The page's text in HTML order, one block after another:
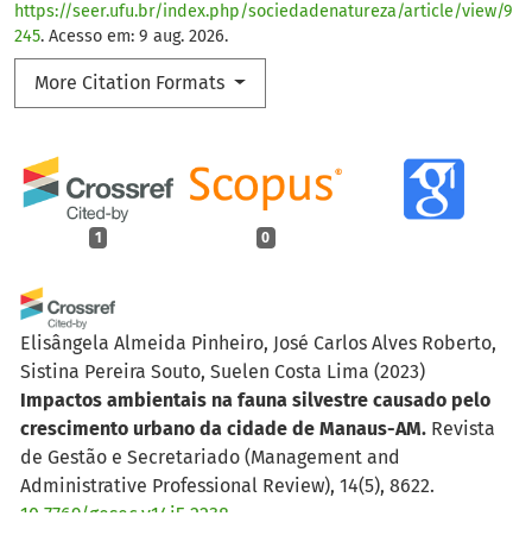
https://seer.ufu.br/index.php/sociedadenatureza/article/view/9
245. Acesso em: 9 aug. 2026.
More Citation Formats
1 0
Elisângela Almeida Pinheiro, José Carlos Alves Roberto,
Sistina Pereira Souto, Suelen Costa Lima (2023)
Impactos ambientais na fauna silvestre causado pelo
crescimento urbano da cidade de Manaus-AM. Revista
de Gestão e Secretariado (Management and
Administrative Professional Review), 14(5), 8622.
10.7769/gesec.v14i5.2238